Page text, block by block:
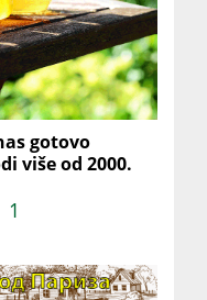
gotovo
više od 2000.
1